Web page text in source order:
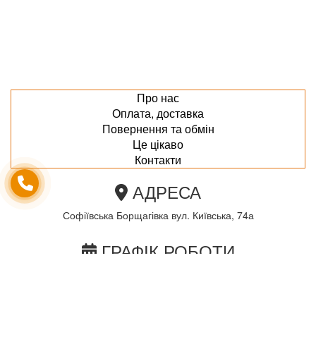
Про нас
Оплата, доставка
Повернення та обмін
Це цікаво
Контакти
АДРЕСА
Софіївська Борщагівка вул. Київська, 74а
ГРАФІК РОБОТИ